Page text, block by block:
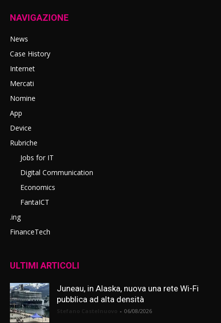
NAVIGAZIONE
News
Case History
Internet
Mercati
Nomine
App
Device
Rubriche
Jobs for IT
Digital Communication
Economics
FantaICT
.ing
FinanceTech
ULTIMI ARTICOLI
Juneau, in Alaska, nuova una rete Wi-Fi
pubblica ad alta densità
- 06/08/2026